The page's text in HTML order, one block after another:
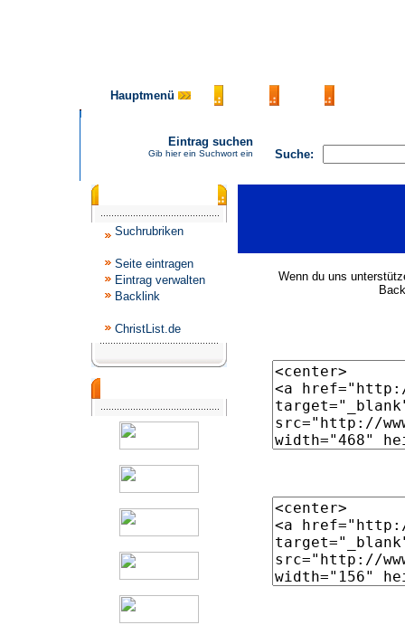
Hauptmenü
Suche:
Eintrag suchen
Gib hier ein Suchwort ein
Suchrubriken
Seite eintragen
Eintrag verwalten
Backlink
ChristList.de
Wenn du uns